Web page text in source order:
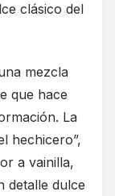
clásico del
mezcla
que hace
La
hechicero”,
a vainilla,
detalle dulce